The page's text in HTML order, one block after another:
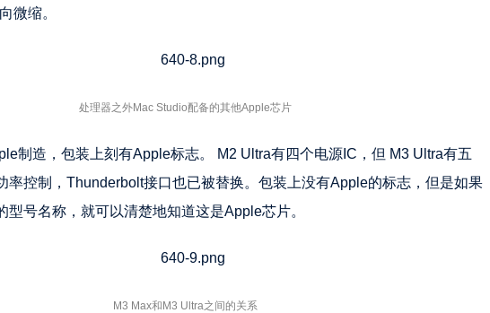
微缩。
处理器之外Mac Studio配备的其他Apple芯片
制造，包装上刻有Apple标志。 M2 Ultra有四个电源IC，但 M3 Ultra有五
率控制，Thunderbolt接口也已被替换。包装上没有Apple的标志，但是如果
型号名称，就可以清楚地知道这是Apple芯片。
M3 Max和M3 Ultra之间的关系